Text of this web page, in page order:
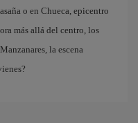
o en Chueca, epicentro
más allá del centro, los
la escena